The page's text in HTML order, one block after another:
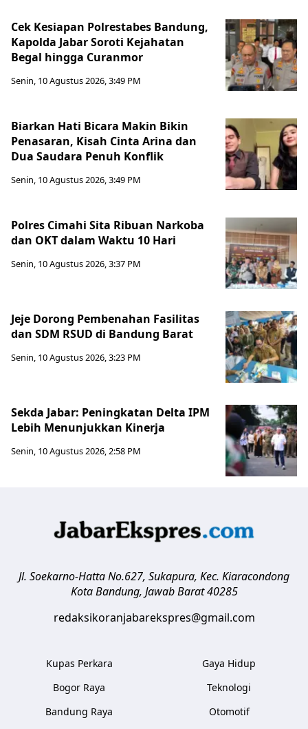
Cek Kesiapan Polrestabes Bandung,
Kapolda Jabar Soroti Kejahatan
Begal hingga Curanmor
Senin, 10 Agustus 2026, 3:49 PM
Biarkan Hati Bicara Makin Bikin
Penasaran, Kisah Cinta Arina dan
Dua Saudara Penuh Konflik
Senin, 10 Agustus 2026, 3:49 PM
Polres Cimahi Sita Ribuan Narkoba
dan OKT dalam Waktu 10 Hari
Senin, 10 Agustus 2026, 3:37 PM
Jeje Dorong Pembenahan Fasilitas
dan SDM RSUD di Bandung Barat
Senin, 10 Agustus 2026, 3:23 PM
Sekda Jabar: Peningkatan Delta IPM
Lebih Menunjukkan Kinerja
Senin, 10 Agustus 2026, 2:58 PM
Jl. Soekarno-Hatta No.627, Sukapura, Kec. Kiaracondong
Kota Bandung, Jawab Barat 40285
redaksikoranjabarekspres@gmail.com
Kupas Perkara
Bogor Raya
Bandung Raya
Gaya Hidup
Teknologi
Otomotif